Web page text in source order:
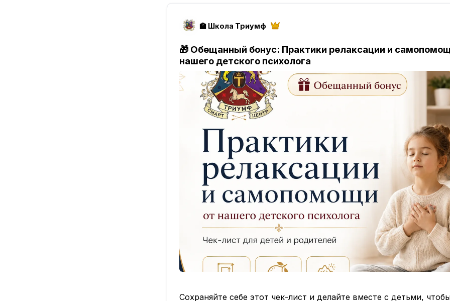
🏫 Школа Триумф
🎁 Обещанный бонус: Практики релаксации и
нашего детского психолога
Сохраняйте себе этот чек-лист и делайте вместе с детьми,